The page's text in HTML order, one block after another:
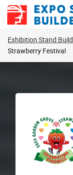
Перейти
Exhibition Stand
Strawberry Festival